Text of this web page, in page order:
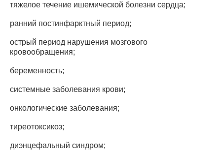
тяжелое течение ишемической болезни сердца;
ранний постинфарктный период;
острый период нарушения мозгового
кровообращения;
беременность;
системные заболевания крови;
онкологические заболевания;
тиреотоксикоз;
диэнцефальный синдром;